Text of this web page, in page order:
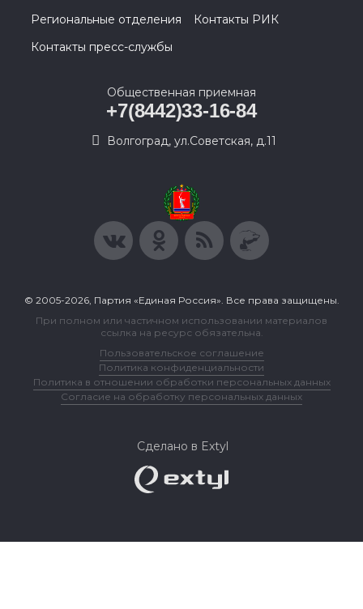
Региональные отделения
Контакты РИК
Контакты пресс-службы
Общественная приемная
+7(8442)33-16-84
Волгоград, ул.Советская, д.11
© 2005-2026, Партия «Единая Россия». Все права защищены.
При полном или частичном использовании материалов
ссылка на ресурс обязательна.
Пользовательское соглашение
Политика конфиденциальности
Политика в отношении обработки персональных данных
Согласие на обработку персональных данных
Сделано в Extyl